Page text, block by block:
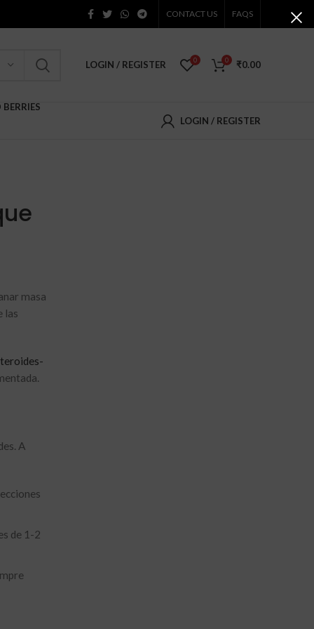
CONTACT US FAQS
LOGIN / REGISTER 0 0 ₹0.00
BERRIES
LOGIN / REGISTER
masa
las
A
de 1-2